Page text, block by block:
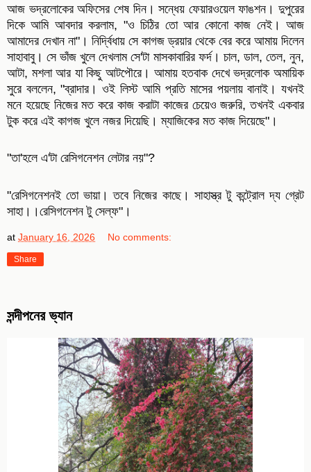
আজ ভদ্রলোকের অফিসের শেষ দিন। সন্ধেয় ফেয়ারওয়েল ফাঙশন। দুপুরের
দিকে আমি আবদার করলাম, "ও চিঠির তো আর কোনো কাজ নেই। আজ
আমাদের দেখান না"। নির্দ্বিধায় সে কাগজ ড্রয়ার থেকে বের করে আমায় দিলেন
সাহাবাবু। সে ভাঁজ খুলে দেখলাম সে'টা মাসকাবারির ফর্দ। চাল, ডাল, তেল, নুন,
আটা, মশলা আর যা কিছু আটপৌরে। আমায় হতবাক দেখে ভদ্রলোক অমায়িক
সুরে বললেন, "ব্রাদার। ওই লিস্ট আমি প্রতি মাসের পয়লায় বানাই। যখনই
মনে হয়েছে নিজের মত করে কাজ করাটা কাজের চেয়েও জরুরি, তখনই একবার
টুক করে এই কাগজ খুলে নজর দিয়েছি। ম্যাজিকের মত কাজ দিয়েছে"।
"তা'হলে এ'টা রেসিগনেশন লেটার নয়"?
"রেসিগনেশনই তো ভায়া। তবে নিজের কাছে। সাহাস্ত্র টু কন্ট্রোল দ্য গ্রেট
সাহা।।রেসিগনেশন টু সেল্ফ"।
at January 16, 2026 No comments:
Share
সন্দীপনের ভ্যান